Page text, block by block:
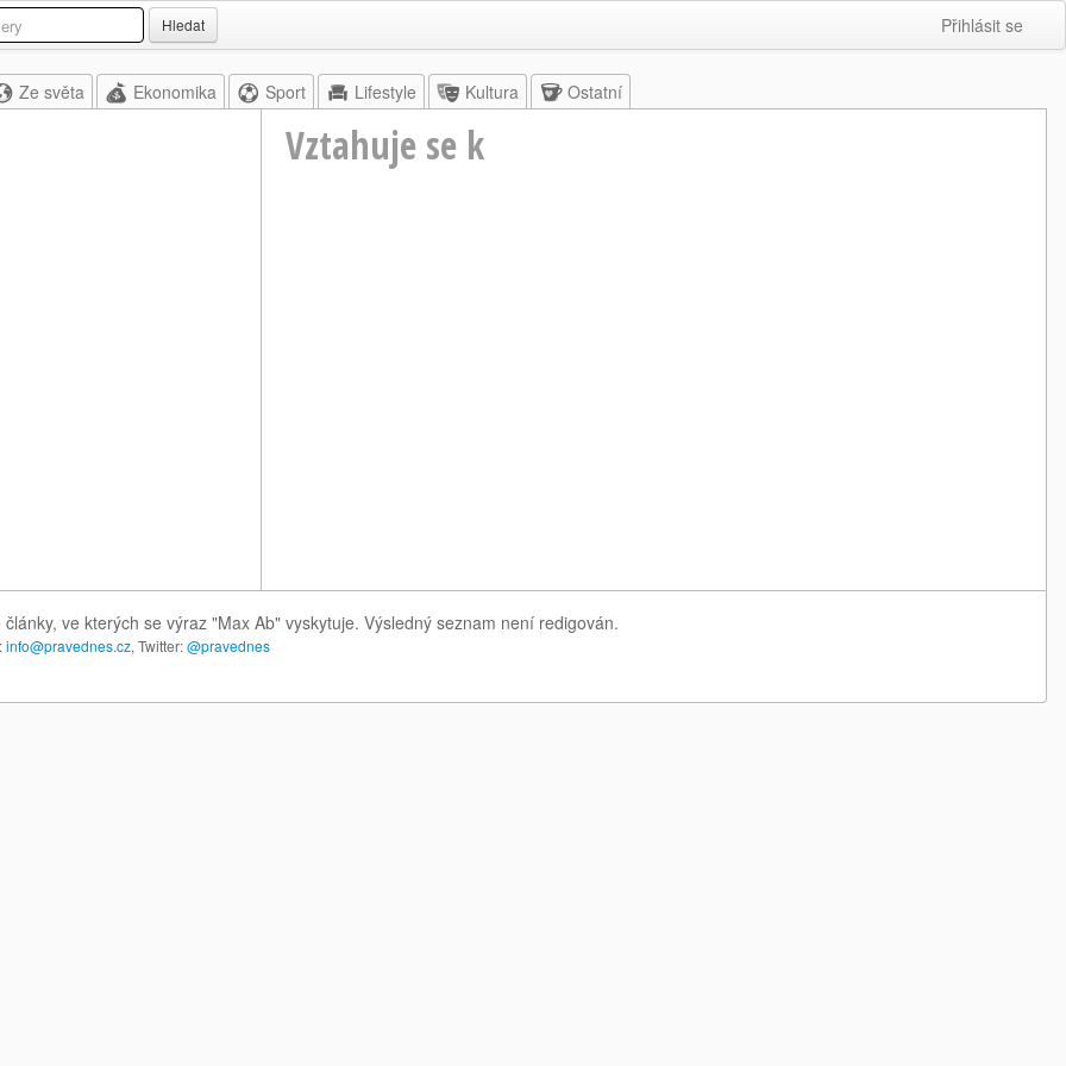
Hledat Přihlásit se
Ze světa Ekonomika Sport Lifestyle Kultura Ostatní
Vztahuje se k
ve kterých se výraz "Max Ab" vyskytuje. Výsledný seznam není redigován.
info@pravednes.cz, Twitter:@pravednes